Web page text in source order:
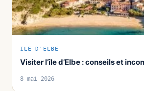
ILE D'ELBE
Visiter l’île d’Elbe : conseils et
8 mai 2026